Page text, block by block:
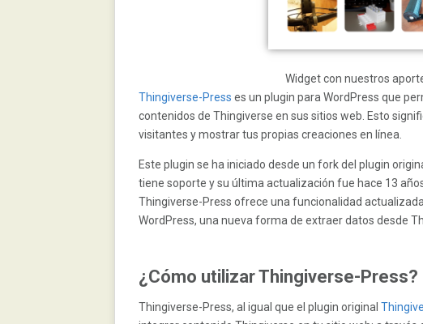
Widget con nuestros
Thingiverse-Press es un plugin para WordPress que
contenidos de Thingiverse en sus sitios web. Esto
visitantes y mostrar tus propias creaciones en línea.
Este plugin se ha iniciado desde un fork del plugin
tiene soporte y su última actualización fue hace 13
Thingiverse-Press ofrece una funcionalidad
WordPress, una nueva forma de extraer datos desde
¿Cómo utilizar Thingiverse-Press?
Thingiverse-Press, al igual que el plugin original